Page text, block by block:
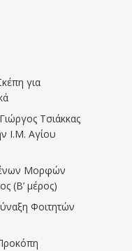
για
Τσιάκκας
Ι.Μ. Αγίου
Μορφών
(Β’ μέρος)
Φοιτητών